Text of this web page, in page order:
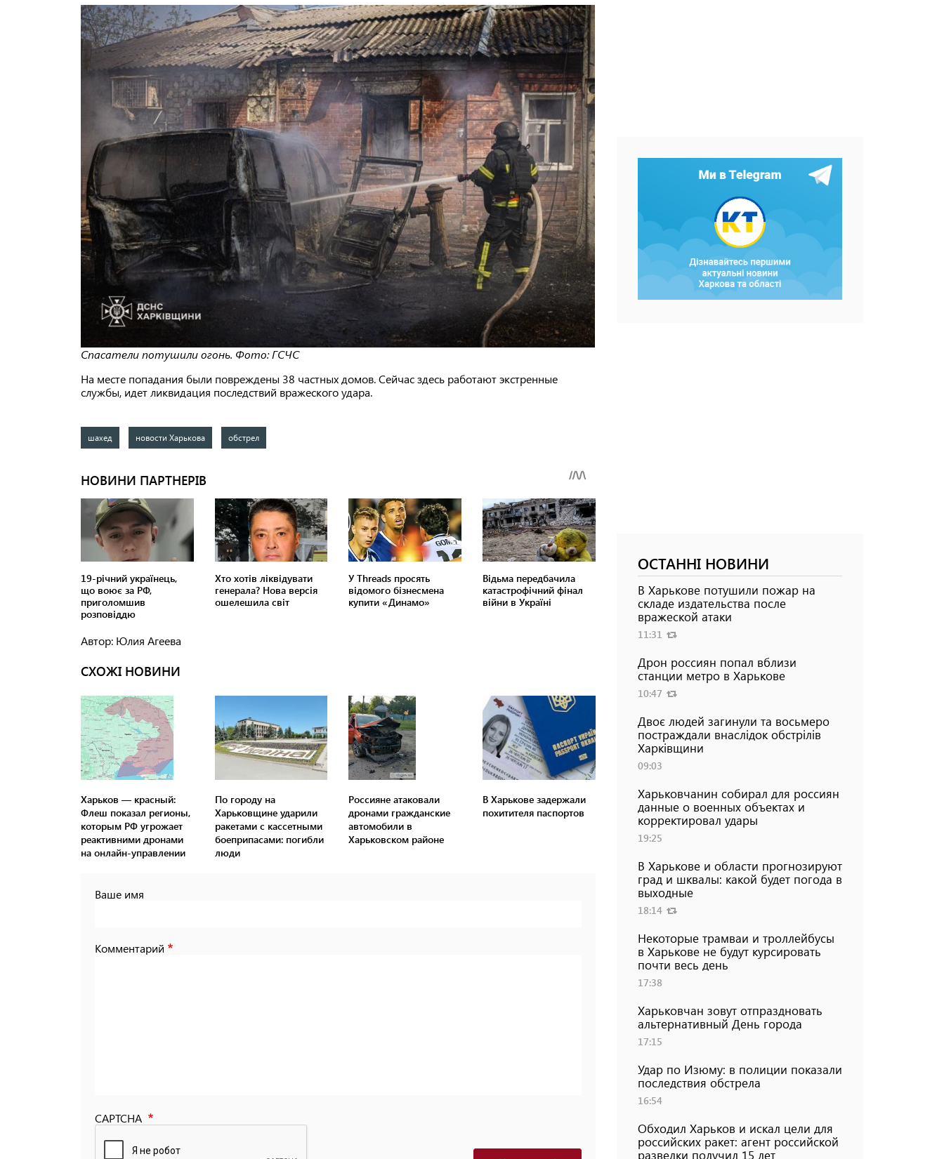
Спасатели потушили огонь. Фото: ГСЧС
На месте попадания были повреждены 38 частных домов. Сейчас здесь работают экстренные
службы, идет ликвидация последствий вражеского удара.
шахед новости Харькова обстрел
Автор: Юлия Агеева
СХОЖІ НОВИНИ
Харьков — красный:
Флеш показал регионы,
которым РФ угрожает
реактивними дронами
на онлайн-управлении
По городу на
Харьковщине ударили
ракетами с кассетными
боеприпасами: погибли
люди
Россияне атаковали
дронами гражданские
автомобили в
Харьковском районе
В Харькове задержали
похитителя паспортов
Ваше имя
Комментарий
CAPTCHA
ОСТАННІ НОВИНИ
В Харькове потушили пожар на
складе издательства после
вражеской атаки
11:31
Дрон россиян попал вблизи
станции метро в Харькове
10:47
Двоє людей загинули та восьмеро
постраждали внаслідок обстрілів
Харківщини
09:03
Харьковчанин собирал для россиян
данные о военных объектах и ​​
корректировал удары
19:25
В Харькове и области прогнозируют
град и шквалы: какой будет погода в
выходные
18:14
Некоторые трамваи и троллейбусы
в Харькове не будут курсировать
почти весь день
17:38
Харьковчан зовут отпраздновать
альтернативный День города
17:15
Удар по Изюму: в полиции показали
последствия обстрела
16:54
Обходил Харьков и искал цели для
российских ракет: агент российской
разведки получил 15 лет